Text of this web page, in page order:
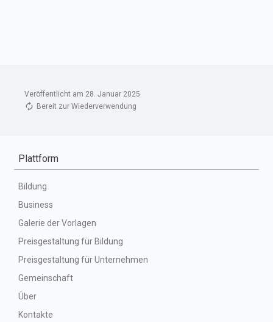
Veröffentlicht am 28. Januar 2025
Bereit zur Wiederverwendung
Plattform
Bildung
Business
Galerie der Vorlagen
Preisgestaltung für Bildung
Preisgestaltung für Unternehmen
Gemeinschaft
Über
Kontakte